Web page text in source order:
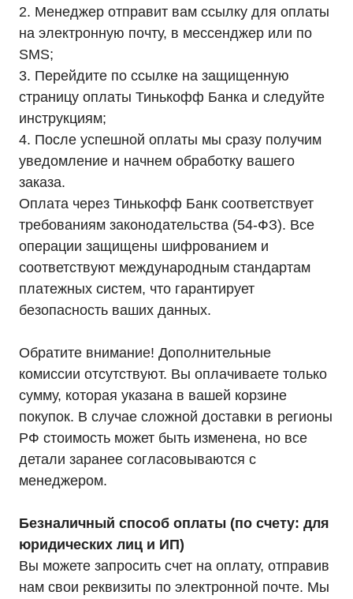
2. Менеджер отправит вам ссылку для оплаты
на электронную почту, в мессенджер или по
SMS;
3. Перейдите по ссылке на защищенную
страницу оплаты Тинькофф Банка и следуйте
инструкциям;
4. После успешной оплаты мы сразу получим
уведомление и начнем обработку вашего
заказа.
Оплата через Тинькофф Банк соответствует
требованиям законодательства (54-ФЗ). Все
операции защищены шифрованием и
соответствуют международным стандартам
платежных систем, что гарантирует
безопасность ваших данных.
Обратите внимание! Дополнительные
комиссии отсутствуют. Вы оплачиваете только
сумму, которая указана в вашей корзине
покупок. В случае сложной доставки в регионы
РФ стоимость может быть изменена, но все
детали заранее согласовываются с
менеджером.
Безналичный способ оплаты (по счету: для
юридических лиц и ИП)
Вы можете запросить счет на оплату, отправив
нам свои реквизиты по электронной почте. Мы
Покупателям
О компании
Доставка
Оплата
Партнерам
Каталог
Трехфазные ИБП
ИБП напольные Tower
ИБП Hiden Control
ИБП Hiden Standart
ИБП Hiden Expert
ИБП HIDEN X-SOD (Na+)
Комплекты ИБП для котлов
Решения для предзапуска генераторов
Аккумуляторы для ИБП
Аксессуары